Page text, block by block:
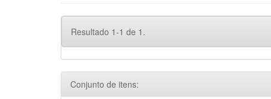
Resultado 1-1 de 1.
Conjunto de itens: